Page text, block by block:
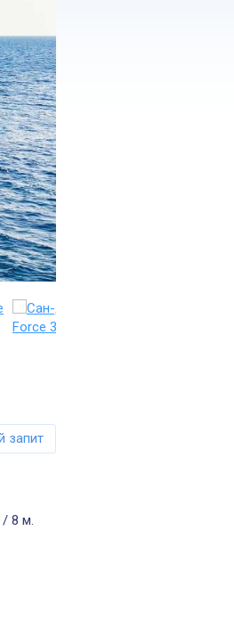
запит
/ 8 м.